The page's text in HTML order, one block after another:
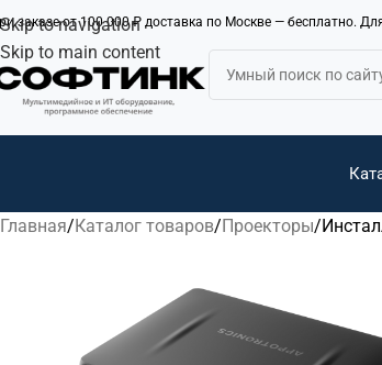
Skip to navigation
Skip to main content
заказе от 100 000 ₽ доставка по Москве — бесплатно.
Главная Каталог товаров Проекторы